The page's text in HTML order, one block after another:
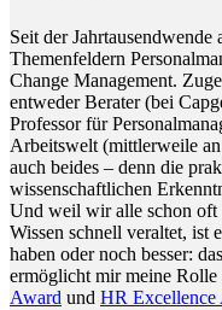
Seit der
Themenfeldern
Change Management.
entweder Berater (bei
Professor für
Arbeitswelt (mittlerweile
auch beides – denn die
wissenschaftlichen
Und weil wir alle schon oft
Wissen schnell veraltet, ist
haben oder noch besser:
ermöglicht mir meine
Award und HR Excellence